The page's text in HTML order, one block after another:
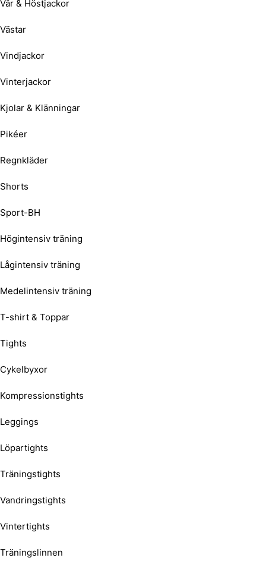
Vår & Höstjackor
Västar
Vindjackor
Vinterjackor
Kjolar & Klänningar
Pikéer
Regnkläder
Shorts
Sport-BH
Högintensiv träning
Lågintensiv träning
Medelintensiv träning
T-shirt & Toppar
Tights
Cykelbyxor
Kompressionstights
Leggings
Löpartights
Träningstights
Vandringstights
Vintertights
Träningslinnen